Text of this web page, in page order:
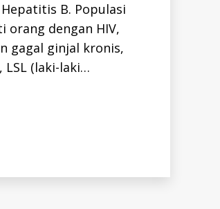
B. Populasi
orang dengan HIV,
gagal ginjal kronis,
LSL (laki-laki…